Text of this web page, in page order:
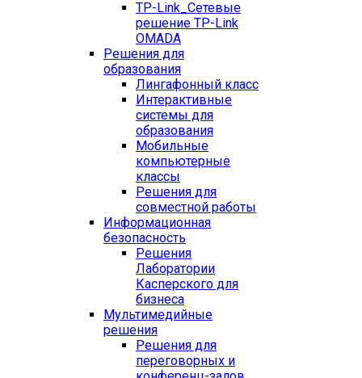
TP-Link_ Сетевые
решение TP-Link
OMADA
Решения для
образования
Лингафонный класс
Интерактивные
системы для
образования
Мобильные
компьютерные
классы
Решения для
совместной работы
Информационная
безопасность
Решения
Лаборатории
Касперского для
бизнеса
Мультимедийные
решения
Решения для
переговорных и